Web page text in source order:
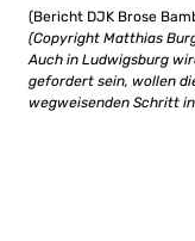
(Bericht DJK Brose
(Copyright Matthias
Auch in Ludwigsburg
gefordert sein, wollen
wegweisenden Schritt